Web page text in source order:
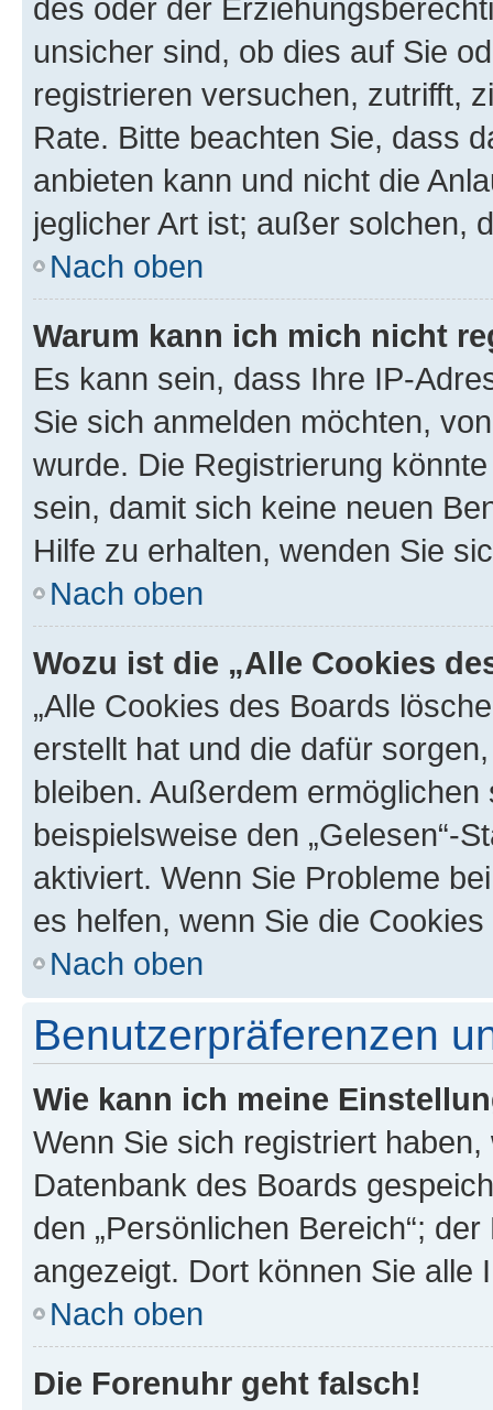
des oder der
unsicher sind, ob dies auf Sie
registrieren versuchen, zutrifft,
Rate. Bitte beachten Sie, dass
anbieten kann und nicht die
jeglicher Art ist; außer solchen,
Nach oben
Warum kann ich mich nicht
Es kann sein, dass Ihre IP-
Sie sich anmelden möchten,
wurde. Die Registrierung
sein, damit sich keine neuen
Hilfe zu erhalten, wenden Sie
Nach oben
Wozu ist die „Alle Cookies
„Alle Cookies des Boards
erstellt hat und die dafür
bleiben. Außerdem
beispielsweise den „Gelesen“-
aktiviert. Wenn Sie Probleme
es helfen, wenn Sie die
Nach oben
Benutzerpräferenzen
Wie kann ich meine
Wenn Sie sich registriert
Datenbank des Boards
den „Persönlichen Bereich“;
angezeigt. Dort können Sie alle
Nach oben
Die Forenuhr geht falsch!